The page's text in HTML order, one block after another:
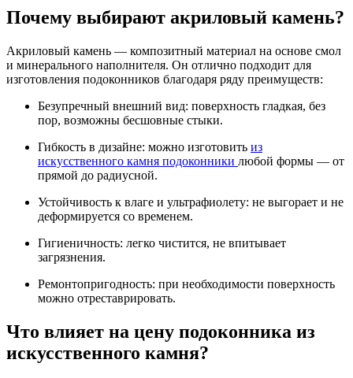
Почему выбирают акриловый камень?
Акриловый камень — композитный материал на основе смол
и минерального наполнителя. Он отлично подходит для
изготовления подоконников благодаря ряду преимуществ:
Безупречный внешний вид: поверхность гладкая, без
пор, возможны бесшовные стыки.
Гибкость в дизайне: можно изготовить из
искусственного камня подоконники любой формы — от
прямой до радиусной.
Устойчивость к влаге и ультрафиолету: не выгорает и не
деформируется со временем.
Гигиеничность: легко чистится, не впитывает
загрязнения.
Ремонтопригодность: при необходимости поверхность
можно отреставрировать.
Что влияет на цену подоконника из
искусственного камня?